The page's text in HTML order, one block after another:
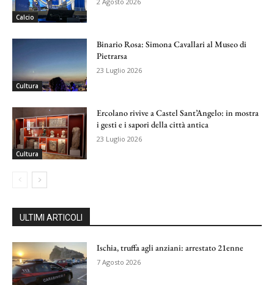
Calcio
Cultura
Binario Rosa: Simona Cavallari al Museo di
Pietrarsa
23 Luglio 2026
Cultura
Ercolano rivive a Castel Sant’Angelo: in mostra
i gesti e i sapori della città antica
23 Luglio 2026
ULTIMI ARTICOLI
Ischia, truffa agli anziani: arrestato 21enne
7 Agosto 2026